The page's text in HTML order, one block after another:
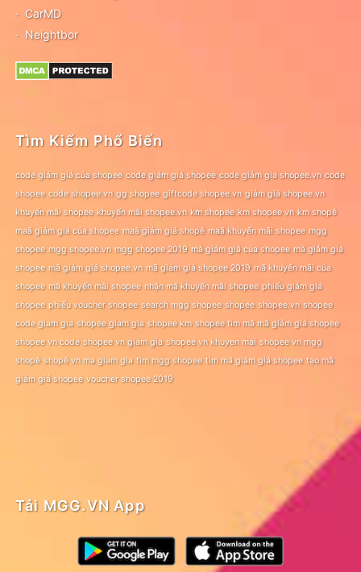
CarMD
Neightbor
Tìm Kiếm Phổ Biến
code giảm giá của shopee code giảm giá shopee code giảm giá shopee.vn code
shopee code shopee.vn gg shopee giftcode shopee.vn giảm giá shopee.vn
khuyến mãi shopee khuyến mãi shopee.vn km shopee km shopee vn km shopê
maã giảm giá của shopee maã giảm giá shopê maã khuyến mãi shopee mgg
shopee mgg shopee.vn mgg shopee 2019 mã giảm giá của shopee mã giảm giá
shopee mã giảm giá shopee.vn mã giảm giá shopee 2019 mã khuyến mãi của
shopee mã khuyến mãi shopee nhận mã khuyến mãi shopee phiếu giảm giá
shopee phiếu voucher shopee search mgg shopee shopee shopee.vn shopee
code giam gia shopee giam gia shopee km shopee tìm mã mã giảm giá shopee
shopee vn code shopee vn giam gia shopee vn khuyen mai shopee vn mgg
shopê shopê vn ma giam gia tìm mgg shopee tìm mã giảm giá shopee tạo mã
giảm giá shopee voucher shopee 2019
Tải MGG.VN App